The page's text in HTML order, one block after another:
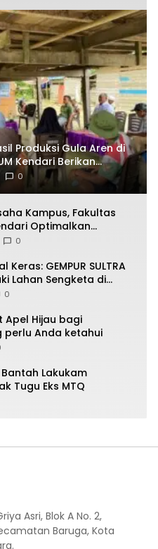
Produksi Gula Aren di
Kendari Berikan
Modern
0
Kampus, Fakultas
Optimalkan
Agribisnis
0
Keras: GEMPUR SULTRA
Lahan Sengketa di
0
Apel Hijau bagi
perlu Anda ketahui
Bantah Lakukam
Tugu Eks MTQ
Asri, Blok A No. 2,
Baruga, Kota